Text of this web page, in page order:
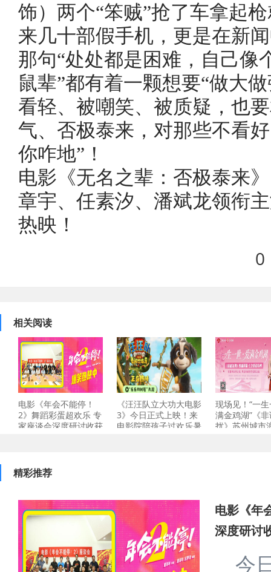
饰）两个“笨贼”抢了车拿起
来几十部假手机，更是在新
那句“处处都是困难，自己像
鼠辈”都有着一颗想要“做大
看轻、被嘲笑、被质疑，也
气、否极泰来，对那些不看
你咋地”！
电影《无名之辈：否极泰来
章宇、任素汐、潘斌龙领衔
热映！
0
相关阅读
电影《年会不能停！
2》舞蹈彩蛋超欢乐 专
家座谈会深度研讨收获
《汪汪队立大功大电影
3》今日正式上映！来
电影院陪孩子过欢乐暑
现场见！“一生
满金鸡湖”《
扰》苏州城市
精彩推荐
电影《年
深度研讨
今